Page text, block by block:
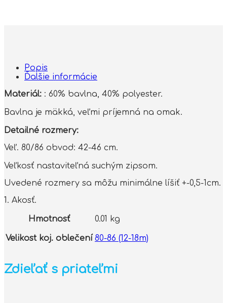
Popis
Ďalšie informácie
Materiál: : 60% bavlna, 40% polyester.
Bavlna je mäkká, veľmi príjemná na omak.
Detailné rozmery:
Veľ. 80/86 obvod: 42-46 cm.
Veľkosť nastaviteľná suchým zipsom.
Uvedené rozmery sa môžu minimálne líšiť +-0,5-1cm.
1. Akosť.
Hmotnosť 0.01 kg
Velikost koj. oblečení 80-86 (12-18m)
Zdieľať s priateľmi